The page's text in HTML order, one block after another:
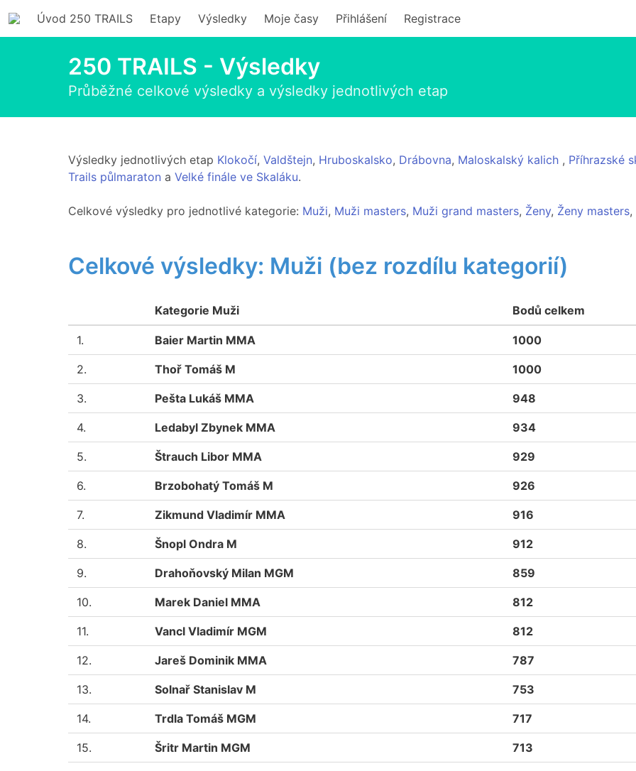
Úvod 250 TRAILS Etapy Výsledky Moje časy Přihlášení Registrace
250 TRAILS - Výsledky
Průběžné celkové výsledky a výsledky jednotlivých etap
Výsledky jednotlivých etap Klokočí, Valdštejn, Hruboskalsko, Drábovna, Maloskalský kalich , Příhrazské
Trails půlmaraton a Velké finále ve Skaláku.
Celkové výsledky pro jednotlivé kategorie: Muži, Muži masters, Muži grand masters, Ženy, Ženy masters,
Celkové výsledky: Muži (bez rozdílu kategorií)
Kategorie Muži Bodů celkem
1. Baier Martin MMA 1000
2. Thoř Tomáš M 1000
3. Pešta Lukáš MMA 948
4. Ledabyl Zbynek MMA 934
5. Štrauch Libor MMA 929
6. Brzobohatý Tomáš M 926
7. Zikmund Vladimír MMA 916
8. Šnopl Ondra M 912
9. Drahoňovský Milan MGM 859
10. Marek Daniel MMA 812
11. Vancl Vladimír MGM 812
12. Jareš Dominik MMA 787
13. Solnař Stanislav M 753
14. Trdla Tomáš MGM 717
15. Šritr Martin MGM 713